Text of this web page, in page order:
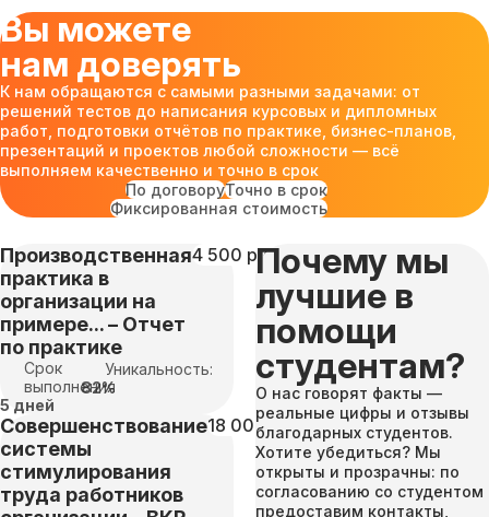
Вы можете
нам доверять
К нам обращаются с самыми разными задачами: от
решений тестов до написания курсовых и дипломных
работ, подготовки отчётов по практике, бизнес-планов,
презентаций и проектов любой сложности — всё
выполняем качественно и точно в срок
По договоруТочно в срок
Фиксированная стоимость
Производственная
практика в
организации на
примере... – Отчет
по практике
4 500 руб
Срок
выполнения
5 дней
Уникальность:
82%
Совершенствование
системы
стимулирования
труда работников
18 000 руб
Почему мы
лучшие в
помощи
студентам?
О нас говорят факты —
реальные цифры и отзывы
благодарных студентов.
Хотите убедиться? Мы
открыты и прозрачны: по
согласованию со студентом
предоставим контакты,